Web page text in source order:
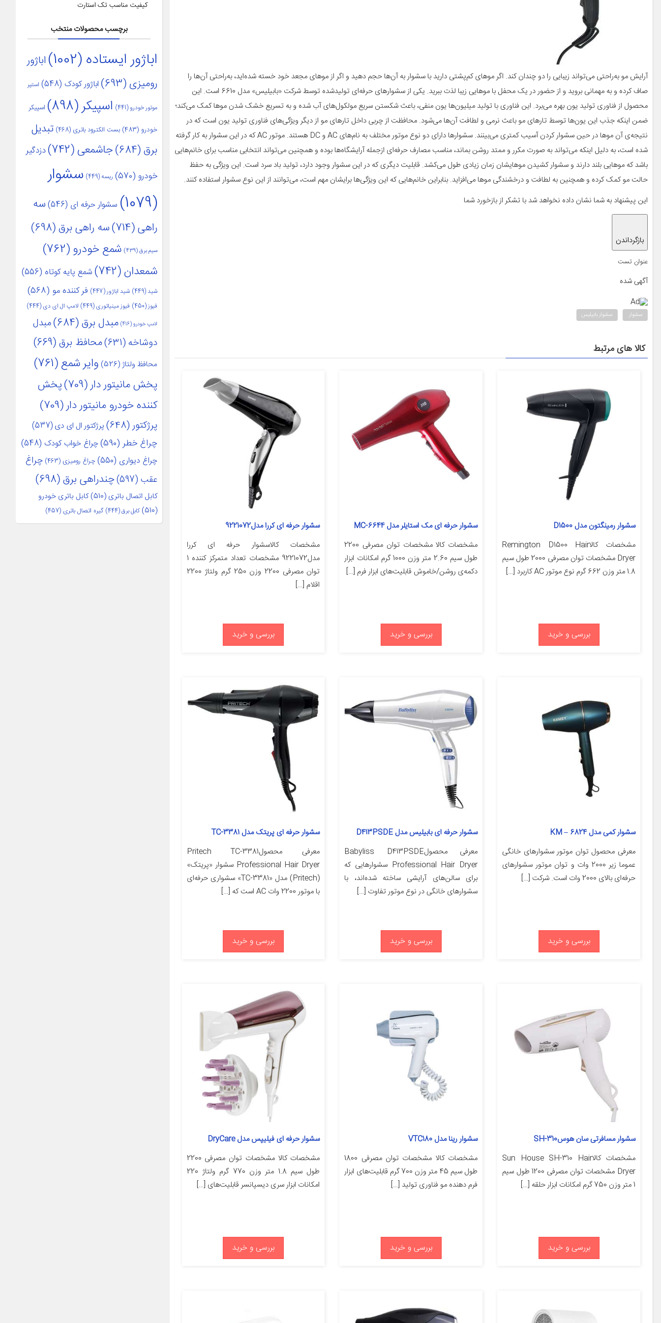
آرایش مو به‌راحتی می‌تواند زیبایی را دو چندان کند. اگر موهای کم‌پشتی دارید با سشوار به آن‌ها حجم دهید و اگر از موهای مجعد خود خسته شده‌اید، به‌راحتی آن‌ها را
صاف کرده و به مهمانی بروید و از حضور در یک محفل با موهایی زیبا لذت ببرید. یکی از سشوارهای حرفه‌ای تولیدشده توسط شرکت «بابیلیس» مدل 6610 است. این
محصول از فناوری تولید یون بهره می‌برد. این فناوری با تولید میلیون‌ها یون منفی، باعث شکستن سریع مولکول‌های آب شده و به تسریع خشک شدن موها کمک می‌کند؛
ضمن اینکه جذب این یون‌ها توسط تارهای مو باعث نرمی و لطافت آن‌ها می‌شود. محافظت از چربی داخل تارهای مو از دیگر ویژگی‌های فناوری تولید یون است که در
نتیجه‌ی آن موها در حین سشوار کردن آسیب کمتری می‌بینند. سشوارها دارای دو نوع موتور مختلف به نام‌های AC و DC هستند. موتور AC که در این سشوار به کار گرفته
شده است، به دلیل اینکه می‌تواند به صورت مکرر و ممتد روشن بماند، مناسب مصارف حرفه‌ای ازجمله آرایشگاه‌ها بوده و همچنین می‌تواند انتخابی مناسب برای خانم‌هایی
باشد که موهایی بلند دارند و سشوار کشیدن موهایشان زمان زیادی طول می‌کشد. قابلیت دیگری که در این سشوار وجود دارد، تولید باد سرد است. این ویژگی به حفظ
حالت مو کمک کرده و همچنین به لطافت و درخشندگی موها می‌افزاید. بنابراین خانم‌هایی که این ویژگی‌ها برایشان مهم است، می‌توانند از این نوع سشوار استفاده کنند.
این پیشنهاد به شما نشان داده نخواهد شد با تشکر از باز‌خورد شما
بازگرداندن
عنوان تست
آگهی شده
Ad
سشوار سشوار بابیلیس
کالا های مرتبط
سشوار رمینگتون مدل D1500
مشخصات کالاRemington D1500 Hair
Dryer مشخصات توان مصرفی 2000 طول سیم
1.8 متر وزن 662 گرم نوع موتور AC کاربرد […]
بررسی و خرید
سشوار حرفه ای مک استایلر مدل MC-6644
مشخصات کالا مشخصات توان مصرفی 2200
طول سیم 2.60 متر وزن 1000 گرم امکانات ابزار
دکمه‌ی روشن/خاموش قابلیت‌های ابزار فرم […]
بررسی و خرید
سشوار حرفه ای کررا مدل9221072
مشخصات کالاسشوار حرفه ای کررا
مدل9221072 مشخصات تعداد متمرکز کننده 1
توان مصرفی 2200 وزن 250 گرم ولتاژ 2200
اقلام […]
بررسی و خرید
سشوار کمی مدل KM – 6824
معرفی محصول توان موتور سشوارهای خانگی
عموما زیر 2000 وات و توان موتور سشوارهای
حرفه‌ای بالای 2000 وات است. شرکت […]
بررسی و خرید
سشوار حرفه ای بابیلیس مدل D413PSDE
معرفی محصولBabyliss D413PSDE
Professional Hair Dryer سشوارهایی که
برای سالن‌های آرایشی ساخته شده‌اند، با
سشوارهای خانگی در نوع موتور تفاوت […]
بررسی و خرید
سشوار حرفه ای پریتک مدل TC-3381
معرفی محصولPritech TC-3381
Professional Hair Dryer سشوار «پریتک»
(Pritech) مدل «TC-3381» سشواری حرفه‌ای
با موتور 2200 وات AC است که […]
بررسی و خرید
سشوار مسافرتی سان هوسSH-310
مشخصات کالاSun House SH-310 Hair
Dryer مشخصات توان مصرفی 1200 طول سیم
1 متر وزن 750 گرم امکانات ابزار حلقه […]
بررسی و خرید
سشوار رینا مدل VTC180
مشخصات کالا مشخصات توان مصرفی 1800
طول سیم 45 متر وزن 700 گرم قابلیت‌های ابزار
فرم دهنده مو فناوری تولید […]
بررسی و خرید
سشوار حرفه ای فیلیپس مدل DryCare
مشخصات کالا مشخصات توان مصرفی 2200
طول سیم 1.8 متر وزن 770 گرم ولتاژ 220
امکانات ابزار سری دیسپانسر قابلیت‌های […]
بررسی و خرید
کیفیت مناسب تک استارت
برچسب محصولات منتخب
اباژور ایستاده (1002)
اباژور
رومیزی(693) اباژور کودک (548) استپر
موتور خودرو (441) اسپیکر(898) اسپیکر
خودرو (483) بست الکترود باتری (468)
تبدیل
برق(684) جاشمعی(742)
دزدگیر
خودرو (570) ریسه(449)
سشوار
(1079)
سشوار حرفه ای (546)
سه
راهی(714) سه راهی برق(698)
سیم برق(439) شمع خودرو(762)
شمعدان(742) شمع پایه کوتاه (556)
شید(449) شید اباژور(447) فر کننده مو (568)
فیوز(450) فیوز مینیاتوری (449) لامپ ال ای دی (444)
لامپ خودرو(416) مبدل برق(684)
مبدل
دوشاخه(631) محافظ برق(669)
محافظ ولتاژ(526) وایر شمع(761)
پخش مانیتور دار(709)
پخش
کننده خودرو مانیتور دار(709)
پرژکتور(648) پرژکتور ال ای دی(537)
چراغ خطر(590) چراغ خواب کودک (548)
چراغ دیواری (550) چراغ رومیزی (463)
چراغ
عقب (597) چندراهی برق(698)
کابل اتصال باتری (510)
کابل باتری خودرو
(510)
کابل برق(444) گیره اتصال باتری (457)